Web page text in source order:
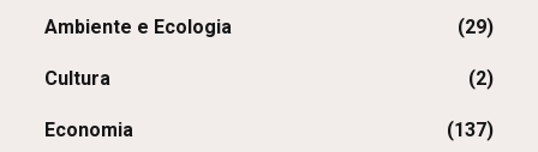
Ambiente e Ecologia (29)
Cultura (2)
Economia (137)